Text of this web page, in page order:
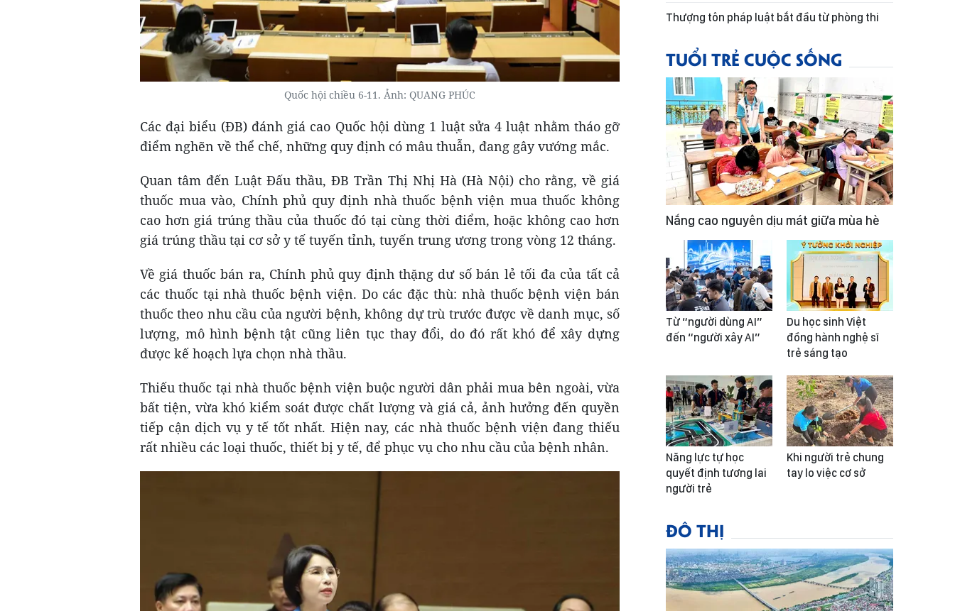
Quốc hội chiều 6-11. Ảnh: QUANG PHÚC
Các đại biểu (ĐB) đánh giá cao Quốc hội dùng 1 luật sửa 4 luật nhằm tháo gỡ
điểm nghẽn về thể chế, những quy định có mâu thuẫn, đang gây vướng mắc.
Quan tâm đến Luật Đấu thầu, ĐB Trần Thị Nhị Hà (Hà Nội) cho rằng, về giá
thuốc mua vào, Chính phủ quy định nhà thuốc bệnh viện mua thuốc không
cao hơn giá trúng thầu của thuốc đó tại cùng thời điểm, hoặc không cao hơn
giá trúng thầu tại cơ sở y tế tuyến tỉnh, tuyến trung ương trong vòng 12 tháng.
Về giá thuốc bán ra, Chính phủ quy định thặng dư số bán lẻ tối đa của tất cả
các thuốc tại nhà thuốc bệnh viện. Do các đặc thù: nhà thuốc bệnh viện bán
thuốc theo nhu cầu của người bệnh, không dự trù trước được về danh mục, số
lượng, mô hình bệnh tật cũng liên tục thay đổi, do đó rất khó để xây dựng
được kế hoạch lựa chọn nhà thầu.
Thiếu thuốc tại nhà thuốc bệnh viện buộc người dân phải mua bên ngoài, vừa
bất tiện, vừa khó kiểm soát được chất lượng và giá cả, ảnh hưởng đến quyền
tiếp cận dịch vụ y tế tốt nhất. Hiện nay, các nhà thuốc bệnh viện đang thiếu
rất nhiều các loại thuốc, thiết bị y tế, để phục vụ cho nhu cầu của bệnh nhân.
Thượng tôn pháp luật bắt đầu từ phòng thi
TUỔI TRẺ CUỘC SỐNG
Nắng cao nguyên dịu mát giữa mùa hè
Từ “người dùng AI”
đến “người xây AI”
Du học sinh Việt
đồng hành nghệ sĩ
trẻ sáng tạo
Năng lực tự học
quyết định tương lai
người trẻ
Khi người trẻ chung
tay lo việc cơ sở
ĐÔ THỊ